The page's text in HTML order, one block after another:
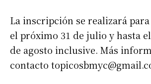
La inscripción se realizará
el próximo 31 de julio y hasta
de agosto inclusive. Más
contacto